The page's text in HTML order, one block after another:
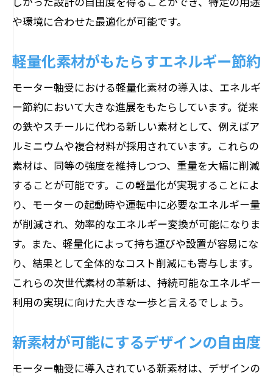
や環境に合わせた最適化が可能です。
軽量化素材がもたらすエネルギー節約
モーター軸受における軽量化素材の導入は、エネルギ
ー節約において大きな進展をもたらしています。従来
の鉄やスチールに代わる新しい素材として、例えばア
ルミニウムや複合材料が採用されています。これらの
素材は、同等の強度を維持しつつ、重量を大幅に削減
することが可能です。この軽量化が実現することによ
り、モーターの起動時や運転中に必要なエネルギー量
が削減され、効率的なエネルギー変換が可能になりま
す。また、軽量化によって持ち運びや設置が容易にな
り、結果として全体的なコスト削減にも寄与します。
これらの次世代素材の革新は、持続可能なエネルギー
利用の実現に向けた大きな一歩と言えるでしょう。
新素材が可能にするデザインの自由度
モーター軸受に導入されている新素材は、デザインの